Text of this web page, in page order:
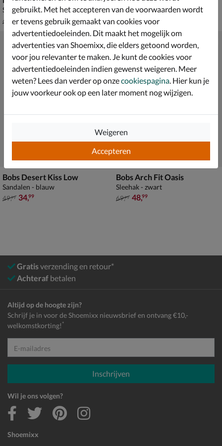
Sleehak - bruin
van € 69,99 voor € 48,99
69 99 48, 99
Sandalen - bruin
van € 59,99 voor € 41,99
59,99 41, 99
Bobs Desert Kiss Low
Sandalen - blauw
van € 49,99 voor € 34,99
49,99 34,99
Bobs Arch Fit Oasis
Sleehak - zwart
van € 69,99 voor € 48,99
69,99 48,99
Gratisverzending en retour*
Achteraf betalen
Shoemixx
Altijd op de hoogte zijn?
Schrijf je in voor de Shoemixx nieuwsbrief en ontvang €10,-
welkomstkorting! *
E-mailadres
Inschrijven
Wil je ons volgen?
gebruikt. Met het accepteren van de voorwaarden wordt
er tevens gebruik gemaakt van cookies voor
advertentiedoeleinden. Dit maakt het mogelijk om
advertenties van Shoemixx, die elders getoond worden,
voor jou relevanter te maken. Je kunt de cookies voor
advertentiedoeleinden indien gewenst weigeren. Meer
weten? Lees dan verder op onzecookiespagina. Hier kun je
jouw voorkeur ook op een later moment nog wijzigen.
Accepteren
Weigeren